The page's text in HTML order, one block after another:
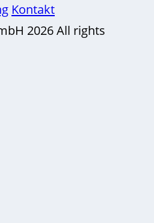
Kontakt
2026 All rights